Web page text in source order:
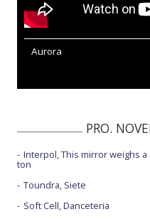
Aurora
PRO.
Interpol, This mirror weighs a
ton
Toundra, Siete
Soft Cell, Danceteria